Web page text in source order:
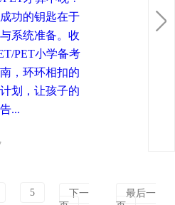
功的钥匙在于
系统准备。收
PET小学备考
，环环相扣的
划，让孩子的
...
5
下一
最后一